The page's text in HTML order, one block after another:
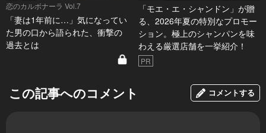
恋のカルボナーラ Vol.7
「妻は1年前に…」気になってい
た男の口から語られた、衝撃の
過去とは
「モエ・エ・シャンドン」が贈
る、2026年夏の特別なプロモー
ション。極上のシャンパンを味
わえる厳選店舗を一挙紹介！
PR
この記事へのコメント コメントする